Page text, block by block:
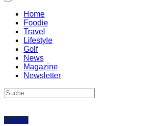
Home
Foodie
Travel
Lifestyle
Golf
News
Magazine
Newsletter
Foodie